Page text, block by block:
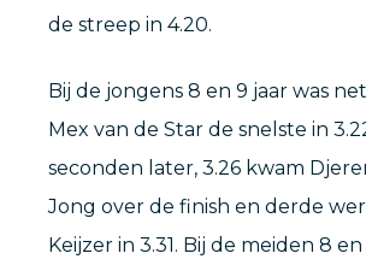
de streep in 4.20.
Bij de jongens 8 en 9 jaar was
Mex van de Star de snelste in
seconden later, 3.26 kwam
Jong over de finish en derde
Keijzer in 3.31. Bij de meiden 8